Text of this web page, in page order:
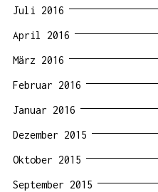
Juli 2016
April 2016
März 2016
Februar 2016
Januar 2016
Dezember 2015
Oktober 2015
September 2015